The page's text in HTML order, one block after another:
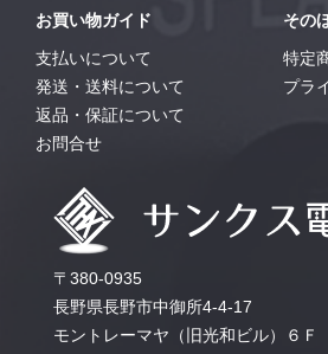
お買い物ガイド
支払いについて
発送・送料について
返品・保証について
お問合せ
その
特定
プラ
〒380-0935
長野県長野市中御所4-4-17
モントレーマヤ（旧光和ビル）６Ｆ